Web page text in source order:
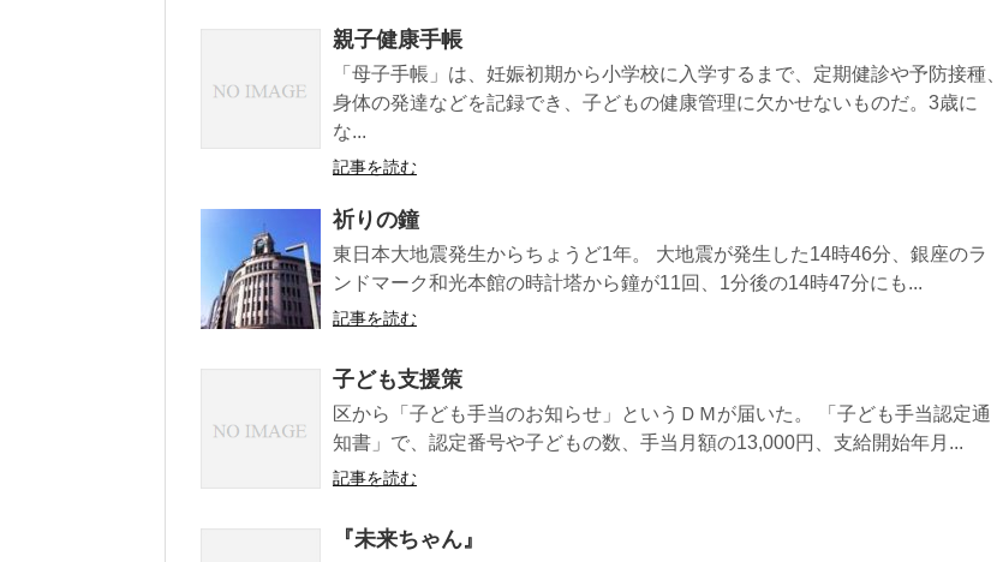
親子健康手帳
「母子手帳」は、妊娠初期から小学校に入学するまで、定期健診や予防接種、
身体の発達などを記録でき、子どもの健康管理に欠かせないものだ。3歳に
な...
記事を読む
祈りの鐘
東日本大地震発生からちょうど1年。 大地震が発生した14時46分、銀座のラ
ンドマーク和光本館の時計塔から鐘が11回、1分後の14時47分にも...
記事を読む
子ども支援策
区から「子ども手当のお知らせ」というＤＭが届いた。 「子ども手当認定通
知書」で、認定番号や子どもの数、手当月額の13,000円、支給開始年月...
記事を読む
『未来ちゃん』